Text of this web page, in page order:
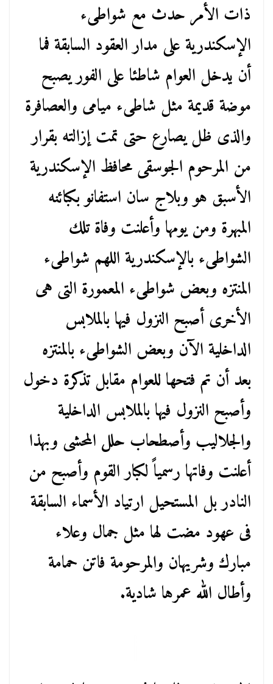
ذات الأمر حدث مع شواطىء
الإسكندرية على مدار العقود السابقة فما
أن يدخل العوام شاطئا على الفور يصبح
موضة قديمة مثل شاطىء ميامى والعصافرة
والذى ظل يصارع حتى تمت إزالته بقرار
من المرحوم الجوسقى محافظ الإسكندرية
الأسبق هو وبلاج سان استفانو بكبائنه
المبهرة ومن يومها وأعلنت وفاة تلك
الشواطىء بالإسكندرية اللهم شواطىء
المنتزه وبعض شواطىء المعمورة التى هى
الأخرى أصبح النزول فيها بالملابس
الداخلية الآن وبعض الشواطىء بالمنتزه
بعد أن تم فتحها للعوام مقابل تذكرة دخول
وأصبح النزول فيها بالملابس الداخلية
والجلاليب وأصطحاب حلل المحشى وبهذا
أعلنت وفاتها رسمياً لكبار القوم وأصبح من
النادر بل المستحيل ارتياد الأسماء السابقة
فى عهود مضت لها مثل جمال وعلاء
مبارك وشريهان والمرحومة فاتن حمامة
وأطال الله عمرها شادية.